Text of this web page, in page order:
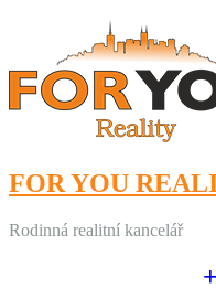
FOR YOU
Rodinná realitní kancelář